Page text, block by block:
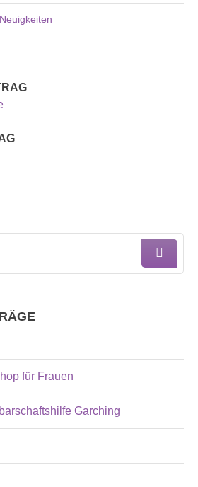
Neuigkeiten
für Frauen
Garching